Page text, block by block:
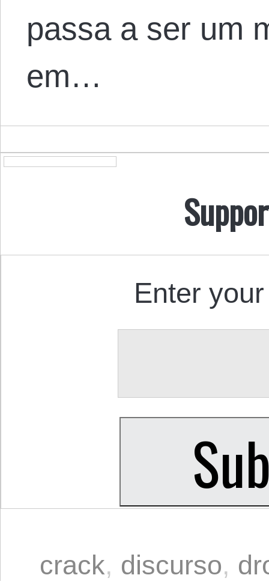
passa a ser um
em…
Enter
crack, discurso,